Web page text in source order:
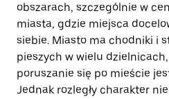
obszarach, szczególnie w
miasta, gdzie miejsca
siebie. Miasto ma chodniki i
pieszych w wielu
poruszanie się po mieście
Jednak rozległy charakter